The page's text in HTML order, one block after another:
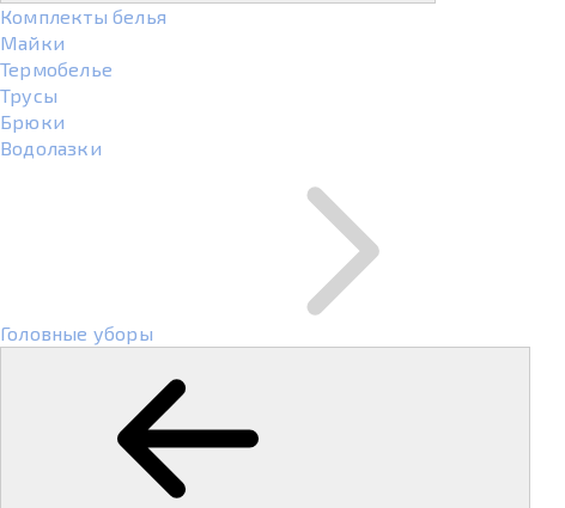
Комплекты белья
Майки
Термобелье
Трусы
Брюки
Водолазки
Головные уборы